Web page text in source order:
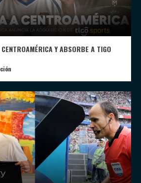
Y ABSORBE A TIGO